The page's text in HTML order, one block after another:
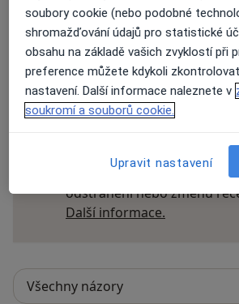
Přidejte svůj
17 názorů
Recenze pacientů jsou pro
Specialisté nemají
odstranění nebo změnu
Další informace.
soubory cookie (nebo podobné
shromažďování údajů pro statistické
obsahu na základě vašich zvyklostí při
preference můžete kdykoli
nastavení. Další informace naleznete v
soukromí a souborů cookie.
Upravit nastavení